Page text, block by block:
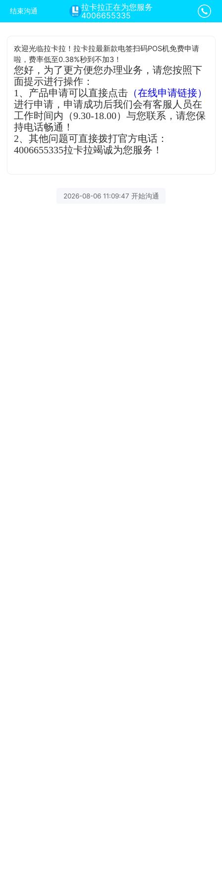
结束沟通
拉卡拉正在为您服务
4006655335
欢迎光临拉卡拉！拉卡拉最新款电签扫码POS机免费申请
啦，费率低至0.38%秒到不加3！
您好，为了更方便您办理业务，请您按照下
面提示进行操作：
1、产品申请可以直接点击 （在线申请链接）
进行申请，申请成功后我们会有客服人员在
工作时间内（9.30-18.00）与您联系，请您保
持电话畅通！
2、其他问题可直接拨打官方电话：
4006655335拉卡拉竭诚为您服务！
2026-08-06 11:09:47 开始沟通